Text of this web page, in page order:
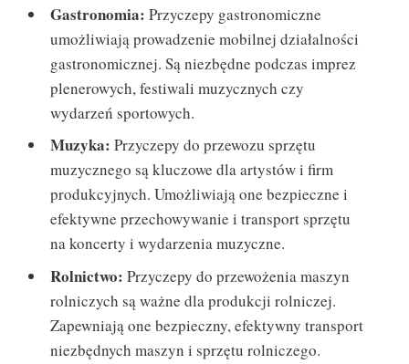
Gastronomia: Przyczepy gastronomiczne
umożliwiają prowadzenie mobilnej działalności
gastronomicznej. Są niezbędne podczas imprez
plenerowych, festiwali muzycznych czy
wydarzeń sportowych.
Muzyka: Przyczepy do przewozu sprzętu
muzycznego są kluczowe dla artystów i firm
produkcyjnych. Umożliwiają one bezpieczne i
efektywne przechowywanie i transport sprzętu
na koncerty i wydarzenia muzyczne.
Rolnictwo: Przyczepy do przewożenia maszyn
rolniczych są ważne dla produkcji rolniczej.
Zapewniają one bezpieczny, efektywny transport
niezbędnych maszyn i sprzętu rolniczego.